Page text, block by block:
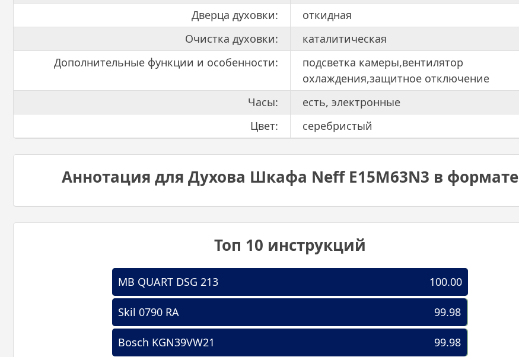
Дверца духовки:
откидная
Очистка духовки:
каталитическая
Дополнительные функции и особенности:
подсветка камеры,вентилятор
охлаждения,защитное отключение
Часы:
есть, электронные
Цвет:
серебристый
Аннотация для Духова Шкафа Neff E15M63N3 в формате
Топ 10 инструкций
100.00
MB QUART DSG 213
99.98
Skil 0790 RA
99.98
Bosch KGN39VW21